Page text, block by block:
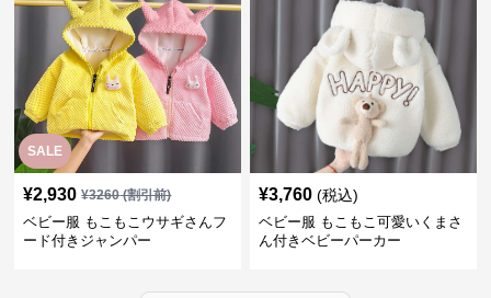
SALE
¥2,930 ¥3260(割引前)
ベビー服 もこもこウサギさんフ
ード付きジャンパー
¥3,760 (税込)
ベビー服 もこもこ可愛いくまさ
ん付きベビーパーカー